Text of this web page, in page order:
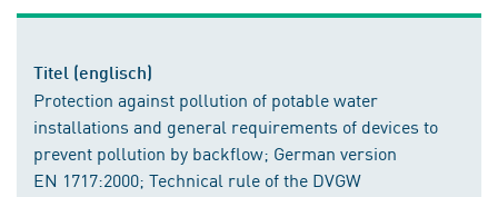
Titel (englisch)
Protection against pollution of potable water
installations and general requirements of devices to
prevent pollution by backflow; German version
EN 1717:2000; Technical rule of the DVGW